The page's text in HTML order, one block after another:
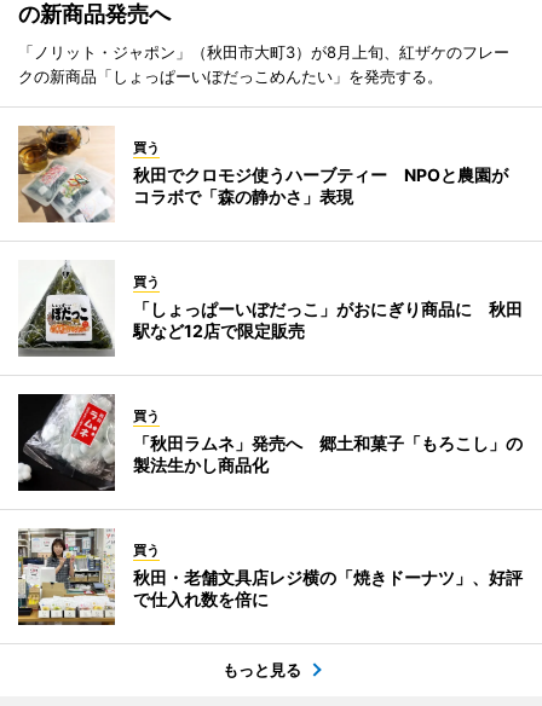
の新商品発売へ
「ノリット・ジャポン」（秋田市大町3）が8月上旬、紅ザケのフレー
クの新商品「しょっぱーいぼだっこめんたい」を発売する。
買う
秋田でクロモジ使うハーブティー NPOと農園が
コラボで「森の静かさ」表現
買う
「しょっぱーいぼだっこ」がおにぎり商品に 秋田
駅など12店で限定販売
買う
「秋田ラムネ」発売へ 郷土和菓子「もろこし」の
製法生かし商品化
買う
秋田・老舗文具店レジ横の「焼きドーナツ」、好評
で仕入れ数を倍に
もっと見る